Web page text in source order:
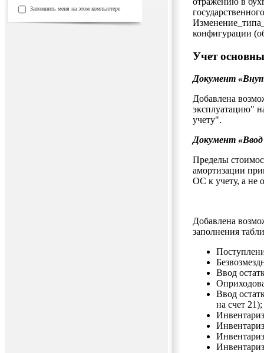
Запомнить меня на этом компьютере
конфигурации
Учет
Документ
Добавлена
эксплуатацию"
учету".
Документ
Пределы
амортизации
ОС к учету, а не
Добавлена
заполнения
Ввод
Ввод
на счет 21);